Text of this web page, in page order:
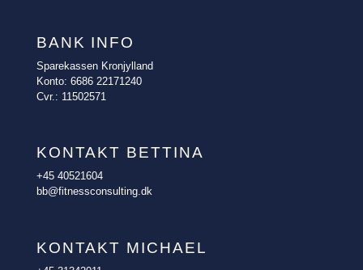
BANK INFO
Sparekassen Kronjylland
Konto: 6686 22171240
Cvr.: 11502571
KONTAKT BETTINA
+45 40521604
bb@fitnessconsulting.dk
KONTAKT MICHAEL